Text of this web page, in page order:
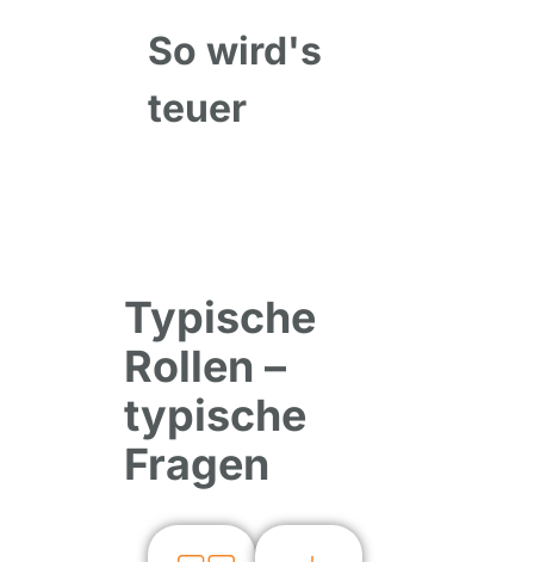
So wird's
teuer
Typische
Rollen –
typische
Fragen